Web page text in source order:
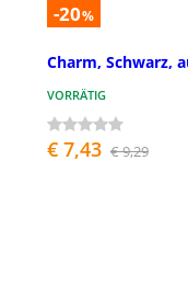
-20%
Charm, Schwarz,
VORRÄTIG
€ 7,43 € 9,29